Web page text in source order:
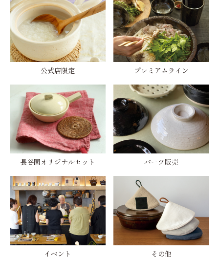
公式店限定 プレミアムライン
長谷園オリジナルセット パーツ販売
イベント その他